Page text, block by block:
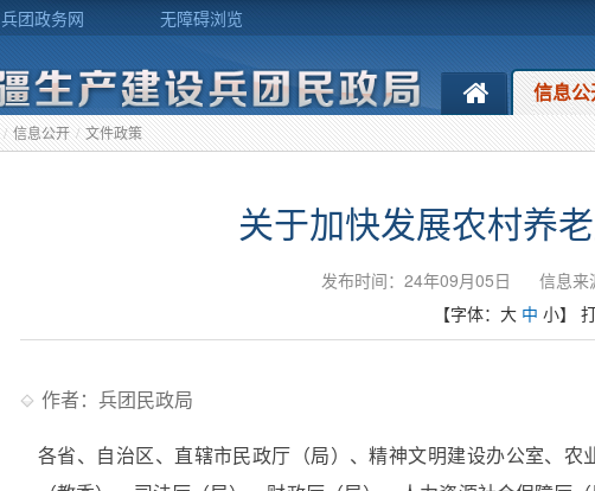
兵团政务网 无障碍浏览
信息
/ 信息公开 / 文件政策
关于加快发展农村养
发布时间：24年09月05日 信息来
【字体： 大 中 小】
作者：兵团民政局
各省、自治区、直辖市民政厅（局）、精神文明建设办公室、